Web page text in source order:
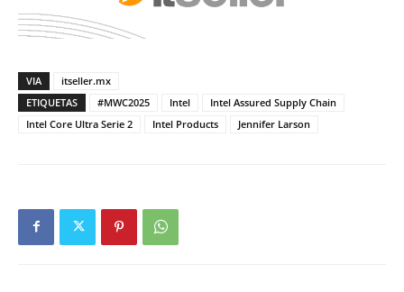
VIA
itseller.mx
ETIQUETAS
#MWC2025 Intel
Intel Assured Supply Chain
Intel Core Ultra Serie 2
Intel Products Jennifer Larson